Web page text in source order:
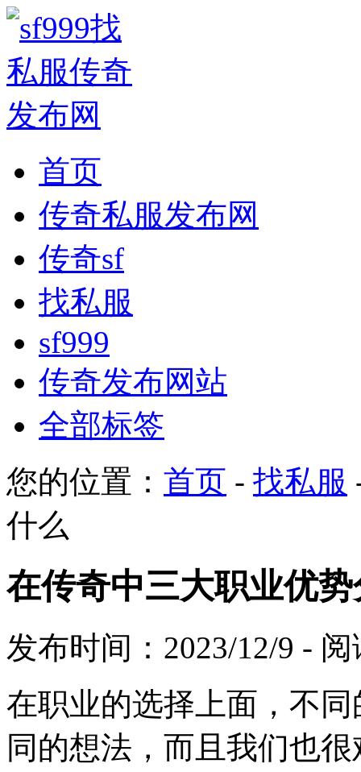
首页
传奇私服发布网
传奇sf
找私服
sf999
传奇发布网站
全部标签
您的位置： 首页 - 找私服
什么
在传奇中三大职业优
发布时间：2023/12/9 -
在职业的选择上面，不
同的想法，而且我们也